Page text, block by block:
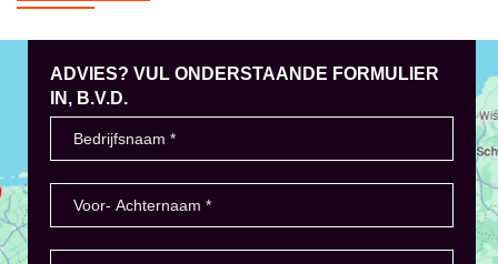
ADVIES? VUL ONDERSTAANDE FORMULIER
IN, B.V.D.